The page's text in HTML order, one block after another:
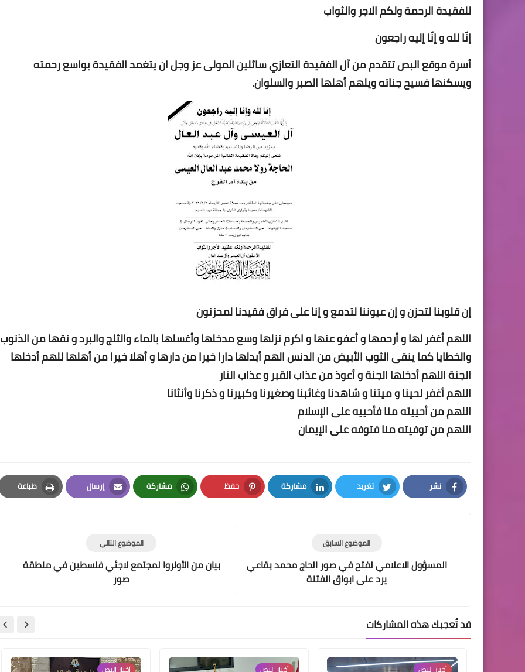
للفقيدة الرحمة ولكم الاجر والثواب
أسرة موقع البص تتقدم من آل الفقيدة التعازي سائلين المولى عز وجل ان يتغمد الفقيدة بواسع رحمته
ويسكنها فسيح جناته ويلهم أهلها الصبر والسلوان.
إن قلوبنا لتحزن و إن عيوننا لتدمع و إنا على فراق فقيدنا لمحزنون
اللهم أغفر لها و أرحمها و أعفو عنها و اكرم نزلها وسع مدخلها وأغسلها بالماء والثلج والبرد و نقها من الذنوب
والخطايا كما ينقى الثوب الأبيض من الدنس الهم أبدلها دارا خيرا من دارها و أهلا خيرا من أهلها للهم أدخلها
الجنة اللهم أدخلها الجنة و أعوذ من عذاب القبر و عذاب النار
اللهم أغفر لحينا و ميتنا و شاهدنا وغائبنا وصغيرنا وكبيرنا و ذكرنا وأنثانا
اللهم من أحييته منا فأحييه على الإسلام
اللهم من توفيته منا فتوفه على الإيمان
نشر
Facebook
تغريد
Twitter
مشاركة
LinkedIn
حفظ
Pinterest
مشاركة
Whatsapp
إرسال
Email
طباعة
Print
الموضوع التالي
بيان من الأونروا لمجتمع لاجئي فلسطين في منطقة
صور
الموضوع السابق
المسؤول الاعلامي لفتح في صور الحاج محمد بقاعي
يرد على ابواق الفتنة
قد تُعجبك هذه المشاركات
أخبار ‏البص أخبار ‏البص أخبار ‏البص
Www.albuss.net
13 يناير 2016
13 يناير 2016
Www.albuss.net